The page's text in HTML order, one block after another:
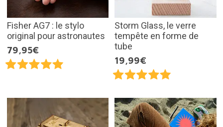
Fisher AG7 : le stylo
original pour astronautes
79,95€
Storm Glass, le verre
tempête en forme de
tube
19,99€